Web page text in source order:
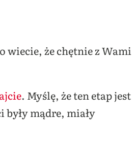
wiecie, że chętnie z Wami
. Myślę, że ten etap jest
mądre, miały